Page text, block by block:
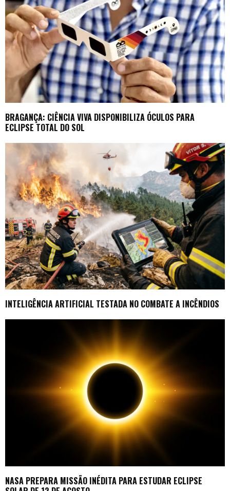
BRAGANÇA: CIÊNCIA VIVA DISPONIBILIZA ÓCULOS PARA
ECLIPSE TOTAL DO SOL
INTELIGÊNCIA ARTIFICIAL TESTADA NO COMBATE A INCÊNDIOS
NASA PREPARA MISSÃO INÉDITA PARA ESTUDAR ECLIPSE